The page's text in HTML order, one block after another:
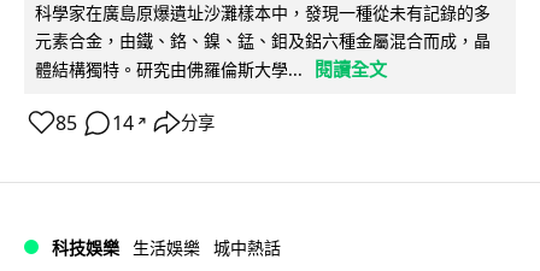
科學家在廣島原爆遺址沙灘樣本中，發現一種從未有記錄的多
元素合金，由鐵、鉻、鎳、錳、鉬及鋁六種金屬混合而成，晶
體結構獨特。研究由佛羅倫斯大學...
閱讀全文
85 14 ↗ 分享
科技娛樂 生活娛樂 城中熱話